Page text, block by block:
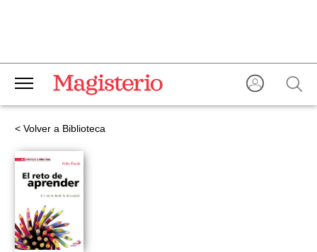
< Volver a Biblioteca